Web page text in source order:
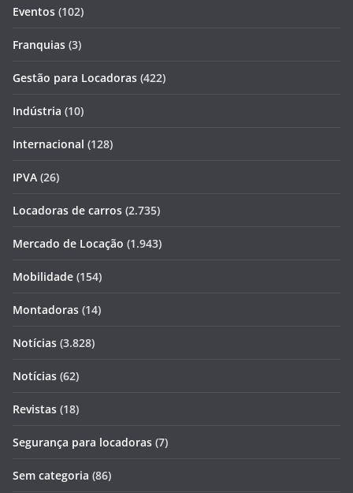
Eventos (102)
Franquias (3)
Gestão para Locadoras (422)
Indústria (10)
Internacional (128)
IPVA (26)
Locadoras de carros (2.735)
Mercado de Locação (1.943)
Mobilidade (154)
Montadoras (14)
Notícias (3.828)
Notícias (62)
Revistas (18)
Segurança para locadoras (7)
Sem categoria (86)